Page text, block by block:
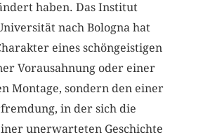
haben. Das Institut
nach Bologna hat
eines schöngeistigen
Vorausahnung oder einer
Montage, sondern den einer
in der sich die
unerwarteten Geschichte